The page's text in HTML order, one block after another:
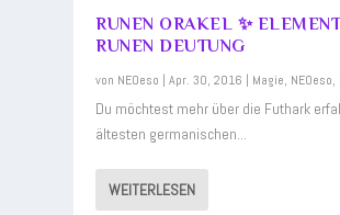
RUNEN ORAKEL ✨
RUNEN DEUTUNG
von NEOeso |Apr. 30, 2016 | Magie, NEOeso,
Du möchtest mehr über die Futhark
ältesten germanischen...
WEITERLESEN